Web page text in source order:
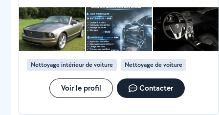
Nettoyage intérieur de voiture Nettoyage de voiture
Voir le profil Contacter